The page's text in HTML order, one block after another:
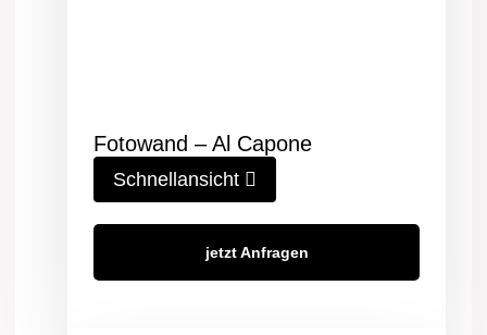
Fotowand – Al Capone
Schnellansicht
jetzt Anfragen